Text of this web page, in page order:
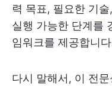
력 목표, 필요한 기
실행 가능한 단계를
임워크를 제공합니
다시 말해서, 이 전